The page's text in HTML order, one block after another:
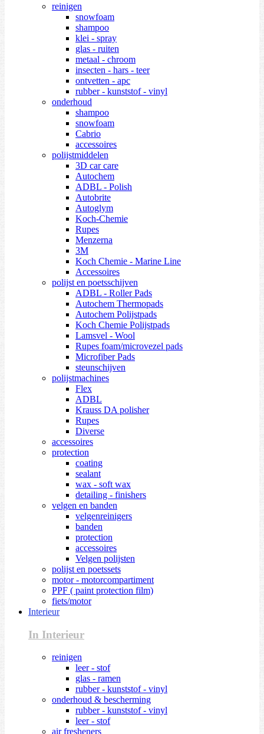
reinigen
snowfoam
shampoo
klei - spray
glas - ruiten
metaal - chroom
insecten - hars - teer
ontvetten - apc
rubber - kunststof - vinyl
onderhoud
shampoo
snowfoam
Cabrio
accessoires
polijstmiddelen
3D car care
Autochem
ADBL - Polish
Autobrite
Autoglym
Koch-Chemie
Rupes
Menzerna
3M
Koch Chemie - Marine Line
Accessoires
polijst en poetsschijven
ADBL - Roller Pads
Autochem Thermopads
Autochem Polijstpads
Koch Chemie Polijstpads
Lamsvel - Wool
Rupes foam/microvezel pads
Microfiber Pads
steunschijven
polijstmachines
Flex
ADBL
Krauss DA polisher
Rupes
Diverse
accessoires
protection
coating
sealant
wax - soft wax
detailing - finishers
velgen en banden
velgenreinigers
banden
protection
accessoires
Velgen polijsten
polijst en poetssets
motor - motorcompartiment
PPF ( paint protection film)
fiets/motor
Interieur
In Interieur
reinigen
leer - stof
glas - ramen
rubber - kunststof - vinyl
onderhoud & bescherming
rubber - kunststof - vinyl
leer - stof
air fresheners